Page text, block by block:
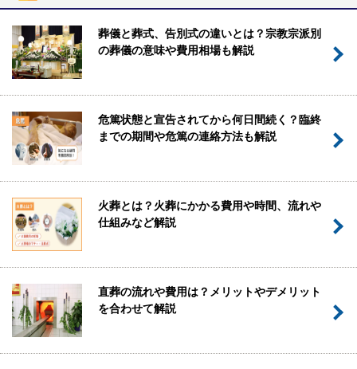
葬儀と葬式、告別式の違いとは？宗教宗派別
の葬儀の意味や費用相場も解説
危篤状態と宣告されてから何日間続く？臨終
までの期間や危篤の連絡方法も解説
火葬とは？火葬にかかる費用や時間、流れや
仕組みなど解説
直葬の流れや費用は？メリットやデメリット
を合わせて解説